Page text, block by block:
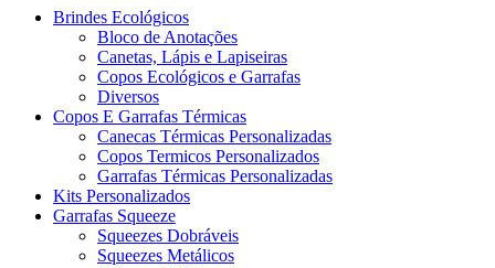
Brindes Ecológicos
Bloco de Anotações
Canetas, Lápis e Lapiseiras
Copos Ecológicos e Garrafas
Diversos
Copos E Garrafas Térmicas
Canecas Térmicas Personalizadas
Copos Termicos Personalizados
Garrafas Térmicas Personalizadas
Kits Personalizados
Garrafas Squeeze
Squeezes Dobráveis
Squeezes Metálicos